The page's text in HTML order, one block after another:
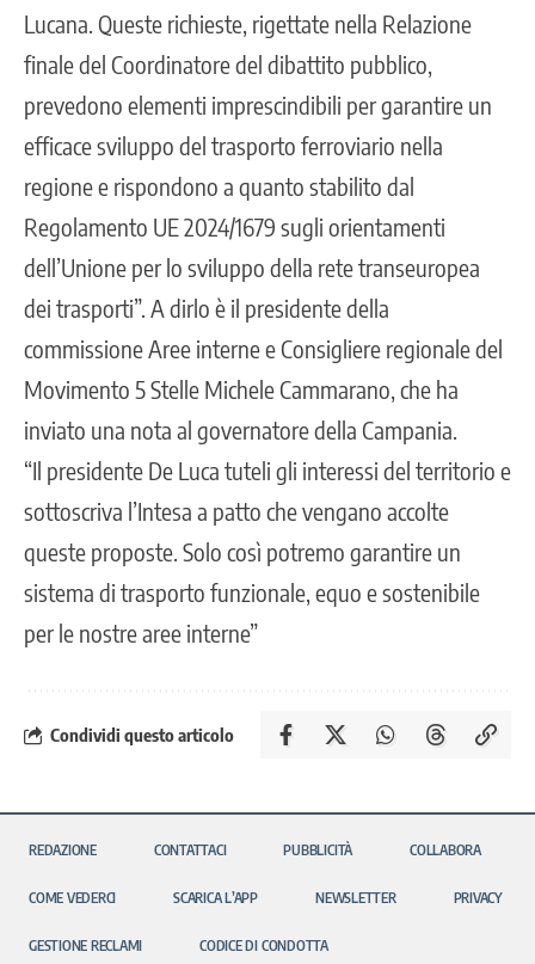
Lucana. Queste richieste, rigettate nella Relazione
finale del Coordinatore del dibattito pubblico,
prevedono elementi imprescindibili per garantire un
efficace sviluppo del trasporto ferroviario nella
regione e rispondono a quanto stabilito dal
Regolamento UE 2024/1679 sugli orientamenti
dell’Unione per lo sviluppo della rete transeuropea
dei trasporti”. A dirlo è il presidente della
commissione Aree interne e Consigliere regionale del
Movimento 5 Stelle Michele Cammarano, che ha
inviato una nota al governatore della Campania.
“Il presidente De Luca tuteli gli interessi del territorio e
sottoscriva l’Intesa a patto che vengano accolte
queste proposte. Solo così potremo garantire un
sistema di trasporto funzionale, equo e sostenibile
per le nostre aree interne”
Condividi questo articolo
REDAZIONE CONTATTACI PUBBLICITÀ COLLABORA
COME VEDERCI SCARICA L’APP NEWSLETTER PRIVACY
GESTIONE RECLAMI CODICE DI CONDOTTA